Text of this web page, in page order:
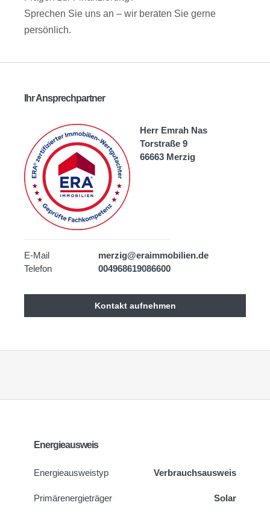
Sprechen Sie uns an – wir beraten Sie gerne
persönlich.
Ihr Ansprechpartner
Herr Emrah Nas
Torstraße 9
66663 Merzig
E-Mail
merzig@eraimmobilien.de
Telefon
004968619086600
Kontakt aufnehmen
Energieausweis
Energie­ausweistyp Verbrauchsausweis
Primärenergieträger Solar